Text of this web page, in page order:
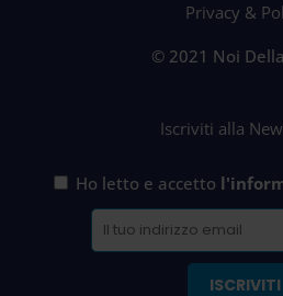
Privacy &
© 2021 Noi
Iscriviti alla
Ho letto e accetto